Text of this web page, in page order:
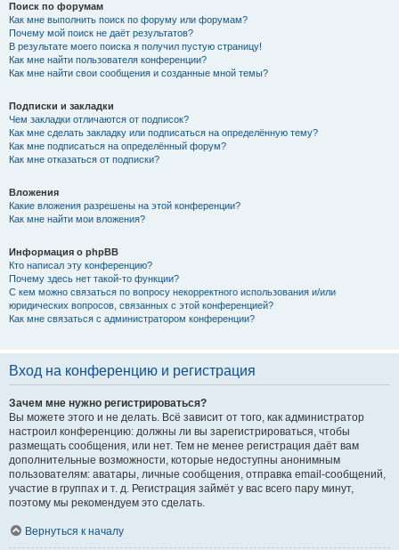
Поиск по форумам
Как мне выполнить поиск по форуму или форумам?
Почему мой поиск не даёт результатов?
В результате моего поиска я получил пустую страницу!
Как мне найти пользователя конференции?
Как мне найти свои сообщения и созданные мной темы?
Подписки и закладки
Чем закладки отличаются от подписок?
Как мне сделать закладку или подписаться на определённую тему?
Как мне подписаться на определённый форум?
Как мне отказаться от подписки?
Вложения
Какие вложения разрешены на этой конференции?
Как мне найти мои вложения?
Информация о phpBB
Кто написал эту конференцию?
Почему здесь нет такой-то функции?
С кем можно связаться по вопросу некорректного использования и/или
юридических вопросов, связанных с этой конференцией?
Как мне связаться с администратором конференции?
Вход на конференцию и регистрация
Зачем мне нужно регистрироваться?
Вы можете этого и не делать. Всё зависит от того, как администратор
настроил конференцию: должны ли вы зарегистрироваться, чтобы
размещать сообщения, или нет. Тем не менее регистрация даёт вам
дополнительные возможности, которые недоступны анонимным
пользователям: аватары, личные сообщения, отправка email-сообщений,
участие в группах и т. д. Регистрация займёт у вас всего пару минут,
поэтому мы рекомендуем это сделать.
Вернуться к началу